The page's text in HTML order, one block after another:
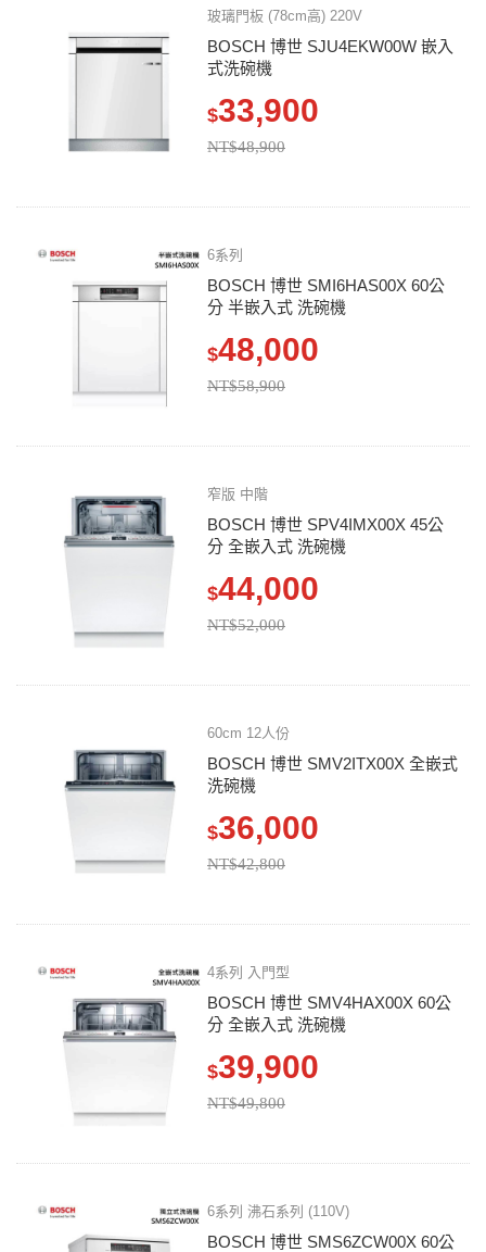
玻璃門板 (78cm高) 220V
BOSCH 博世 SJU4EKW00W 嵌入
式洗碗機
$33,900
NT$48,900
6系列
BOSCH 博世 SMI6HAS00X 60公
分 半嵌入式 洗碗機
$48,000
NT$58,900
窄版 中階
BOSCH 博世 SPV4IMX00X 45公
分 全嵌入式 洗碗機
$44,000
NT$52,000
60cm 12人份
BOSCH 博世 SMV2ITX00X 全嵌式
洗碗機
$36,000
NT$42,800
4系列 入門型
BOSCH 博世 SMV4HAX00X 60公
分 全嵌入式 洗碗機
$39,900
NT$49,800
6系列 沸石系列 (110V)
BOSCH 博世 SMS6ZCW00X 60公